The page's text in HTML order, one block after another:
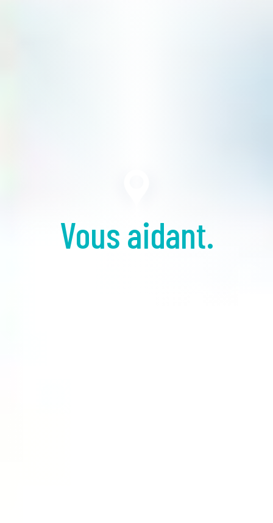
Vous aidant.